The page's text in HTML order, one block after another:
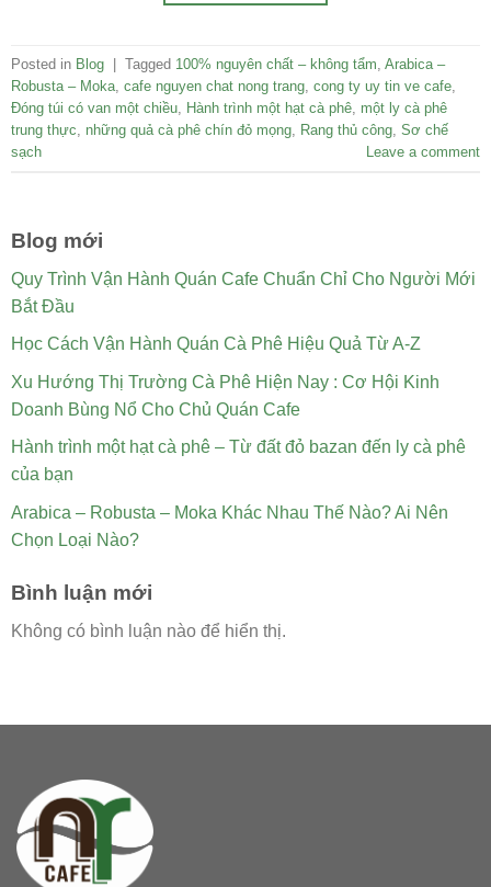
Posted in Blog | Tagged 100% nguyên chất – không tẩm Arabica –
Robusta – Moka, cafe nguyen chat nong trang, cong ty uy tin ve cafe,
Đóng túi có van một chiều, Hành trình một hạt cà phê, một ly cà phê
trung thực
những quả cà phê chín đỏ mọng, Rang thủ công, Sơ chế
sạch
Leave a comment
Blog mới
Quy Trình Vận Hành Quán Cafe Chuẩn Chỉ Cho Người Mới
Bắt Đầu
Học Cách Vận Hành Quán Cà Phê Hiệu Quả Từ A-Z
Xu Hướng Thị Trường Cà Phê Hiện Nay : Cơ Hội Kinh
Doanh Bùng Nổ Cho Chủ Quán Cafe
Hành trình một hạt cà phê – Từ đất đỏ bazan đến ly cà phê
của bạn
Arabica – Robusta – Moka Khác Nhau Thế Nào? Ai Nên
Chọn Loại Nào?
Bình luận mới
Không có bình luận nào để hiển thị.